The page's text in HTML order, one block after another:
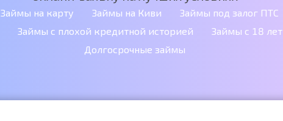
Займы на карту Займы на Киви Займы под залог ПТС
Займы с плохой кредитной историей Займы с 18 лет
Долгосрочные займы